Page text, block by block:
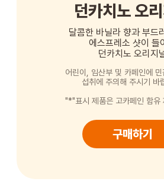
던카치노 오
달콤한 바닐라 향과 부드
에스프레소 샷이 들
던카치노 오리지
어린이, 임산부 및 카페인에
섭취에 주의해 주시기 바
"*"표시 제품은 고카페인 함유
구매하기